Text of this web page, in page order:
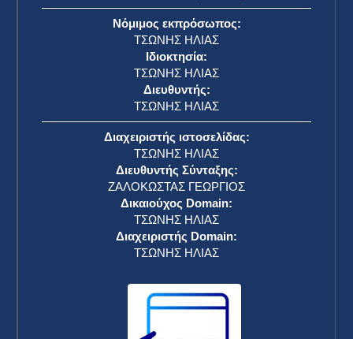
Νόμιμος εκπρόσωπος:
ΤΣΩΝΗΣ ΗΛΙΑΣ
Ιδιοκτησία:
ΤΣΩΝΗΣ ΗΛΙΑΣ
Διευθυντής:
ΤΣΩΝΗΣ ΗΛΙΑΣ
Διαχειριστής ιστοσελίδας:
ΤΣΩΝΗΣ ΗΛΙΑΣ
Διευθυντής Σύνταξης:
ΖΑΛΟΚΩΣΤΑΣ ΓΕΩΡΓΙΟΣ
Δικαιούχος Domain:
ΤΣΩΝΗΣ ΗΛΙΑΣ
Διαχειριστής Domain:
ΤΣΩΝΗΣ ΗΛΙΑΣ